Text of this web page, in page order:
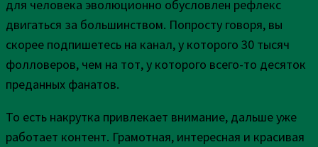
для человека эволюционно обусловлен рефлекс
двигаться за большинством. Попросту говоря, вы
скорее подпишетесь на канал, у которого 30 тысяч
фолловеров, чем на тот, у которого всего-то десяток
преданных фанатов.
То есть накрутка привлекает внимание, дальше уже
работает контент. Грамотная, интересная и красивая